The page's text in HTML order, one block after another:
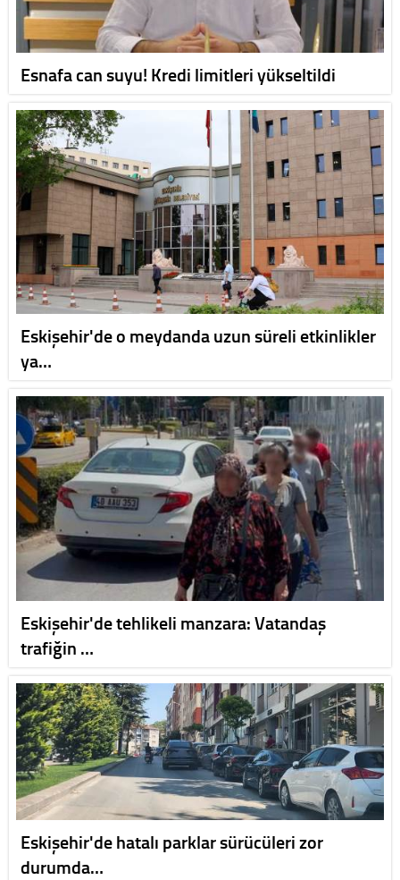
Esnafa can suyu! Kredi limitleri yükseltildi
Eskişehir'de o meydanda uzun süreli etkinlikler
ya…
Eskişehir'de tehlikeli manzara: Vatandaş
trafiğin …
Eskişehir'de hatalı parklar sürücüleri zor
durumda…